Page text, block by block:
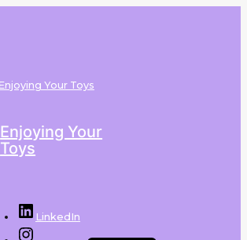
Enjoying Your
Toys
LinkedIn